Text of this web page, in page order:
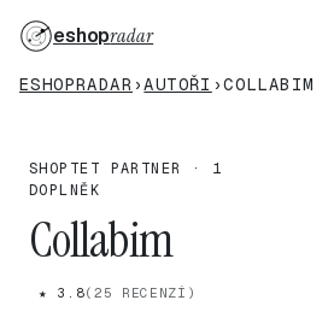
eshopradar
ESHOPRADAR ›AUTOŘI ›COLLABIM
SHOPTET PARTNER · 1
DOPLNĚK
Collabim
★ 3.8(25 RECENZÍ)